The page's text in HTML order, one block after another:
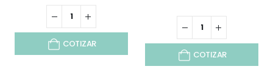
COTIZAR
COTIZAR